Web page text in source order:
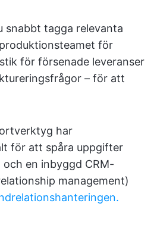
snabbt tagga relevanta
för
för försenade leveranser
– för att
har
för att spåra uppgifter
en inbyggd CRM-
management)